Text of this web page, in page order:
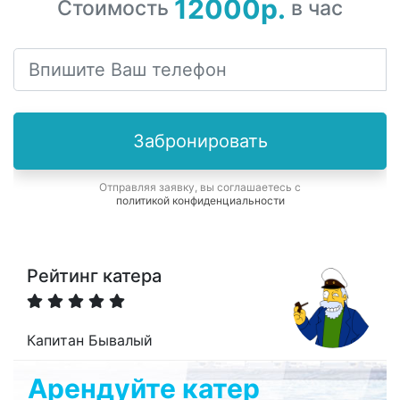
Стоимость 12000р. в час
Забронировать
Отправляя заявку, вы соглашаетесь с
политикой конфиденциальности
Рейтинг катера
Капитан Бывалый
Арендуйте катер